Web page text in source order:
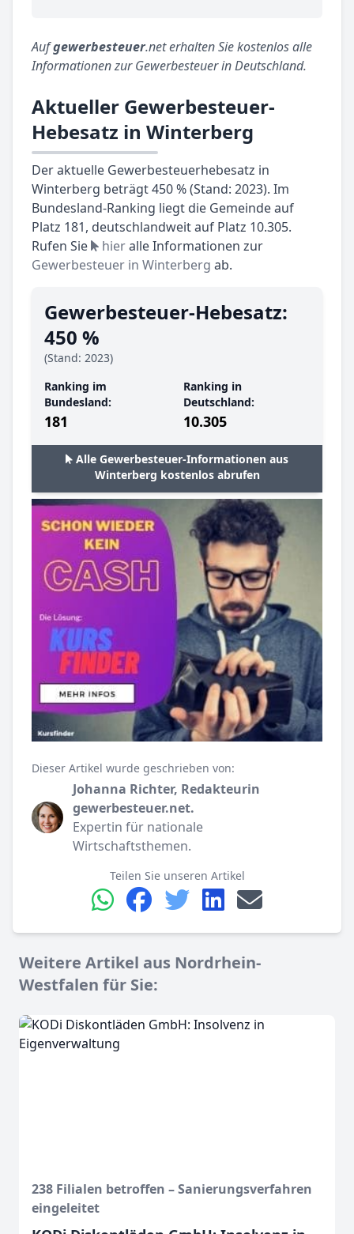
Aufgewerbesteuer.net erhalten Sie kostenlos alle
Informationen zur Gewerbesteuer in Deutschland.
Aktueller Gewerbesteuer-
Hebesatz in Winterberg
Der aktuelle Gewerbesteuerhebesatz in
Winterberg beträgt 450 % (Stand: 2023). Im
Bundesland-Ranking liegt die Gemeinde auf
Platz 181, deutschlandweit auf Platz 10.305.
Rufen Sie
hieralle Informationen zur
Gewerbesteuer in Winterberg ab.
Gewerbesteuer-Hebesatz:
450 %
(Stand: 2023)
Ranking im
Bundesland:
181
Ranking in
Deutschland:
10.305
Alle Gewerbesteuer-Informationen aus
Winterberg kostenlos abrufen
Dieser Artikel wurde geschrieben von:
Johanna Richter, Redakteurin
gewerbesteuer.net.
Expertin für nationale
Wirtschaftsthemen.
Teilen Sie unseren Artikel
Weitere Artikel aus Nordrhein-
Westfalen für Sie:
238 Filialen betroffen – Sanierungsverfahren
eingeleitet